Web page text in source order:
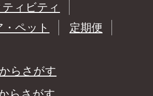
ィビティ
ペット
定期便
らさがす